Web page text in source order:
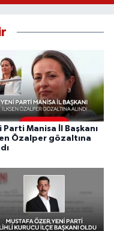
Parti Manisa İl Başkanı
Özalper gözaltına